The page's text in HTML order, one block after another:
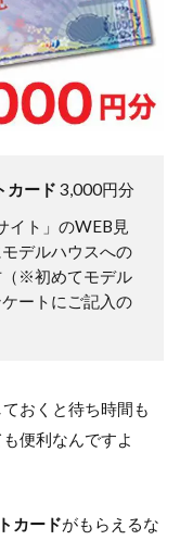
カード 3,000円分
イト」のWEB見
デルハウスへの
（※初めてモデル
ートにご記入の
おくと待ち時間も
便利なんですよ
カードがもらえるな